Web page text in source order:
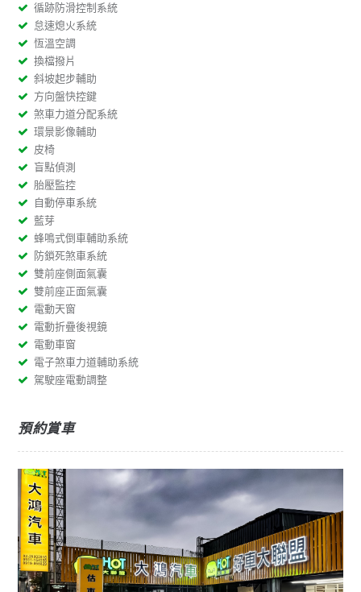
循跡防滑控制系統
怠速熄火系統
恆溫空調
換檔撥片
斜坡起步輔助
方向盤快控鍵
煞車力道分配系統
環景影像輔助
皮椅
盲點偵測
胎壓監控
自動停車系統
藍芽
蜂鳴式倒車輔助系統
防鎖死煞車系統
雙前座側面氣囊
雙前座正面氣囊
電動天窗
電動折疊後視鏡
電動車窗
電子煞車力道輔助系統
駕駛座電動調整
預約賞車